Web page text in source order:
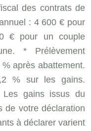
des contrats de
: 4 600 € pour
€ pour un couple
* Prélèvement
après abattement.
% sur les gains.
Les gains issus du
de votre déclaration
à déclarer varient